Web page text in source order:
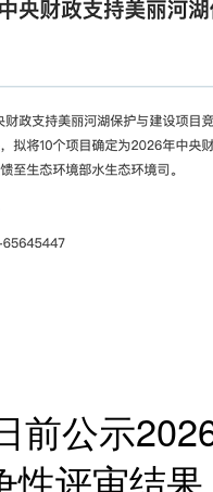
公示
性评审结